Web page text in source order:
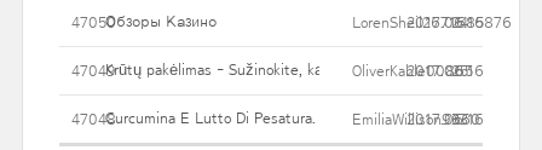
47050Обзоры Казино LorenSheil2671685876
2017.06.16
24
47049Krūtų pakėlimas - Sužinokite, ką turėjo žinotiOliverKable00865
2017.06.16
25
47048Curcumina E Lutto Di Pesatura. La Curcuma Ha Moltissimi
EmiliaWillison9660
2017.06.16
33